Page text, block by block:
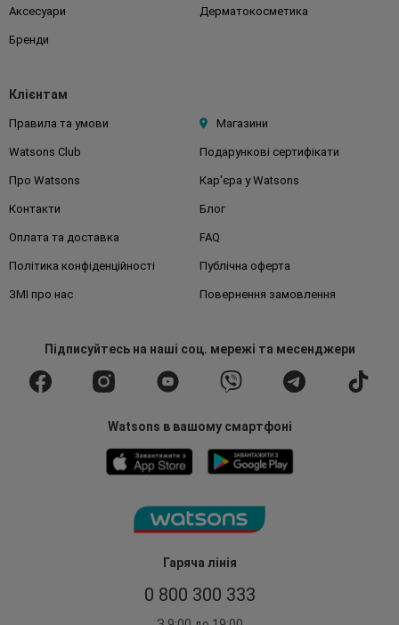
Гаряча лінія
0 800 300 333
Аксесуари Дерматокосметика
Бренди
Клієнтам
Правила та умови Магазини
Watsons Club Подарункові сертифікати
Про Watsons Кар'єра у Watsons
Контакти Блог
Оплата та доставка FAQ
Політика конфіденційності Публічна оферта
ЗМІ про нас Повернення замовлення
Підписуйтесьна наші соц. мережі та месенджери
Watsons в вашому смартфоні